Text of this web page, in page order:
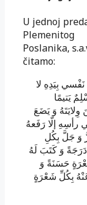
U jednoj
Plemenitog
Poslanika,
čitamo:
بِيَدِهِ لا
يَتيمًا
وَ يَضَعَ
رأسِهِ إلّا رَفَعهُ
وَ جَلَّ بِكُلِ
وَ كَتَبَ لَهُ
حَسَنَةً وَ
بِكُلِّ شَعْرَةٍ